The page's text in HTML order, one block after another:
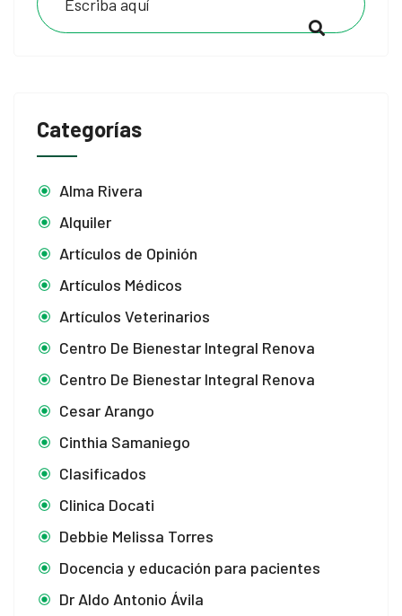
Categorías
Alma Rivera
Alquiler
Artículos de Opinión
Artículos Médicos
Artículos Veterinarios
Centro De Bienestar Integral Renova
Centro De Bienestar Integral Renova
Cesar Arango
Cinthia Samaniego
Clasificados
Clinica Docati
Debbie Melissa Torres
Docencia y educación para pacientes
Dr Aldo Antonio Ávila